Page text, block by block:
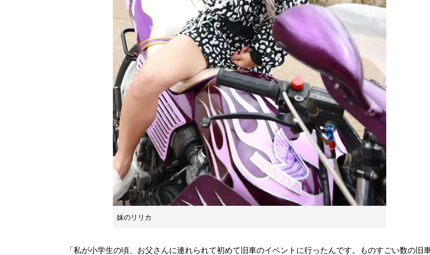
妹のリリカ
「私が小学生の頃、お父さんに連れられて初めて旧車のイベントに行ったんです。ものすごい数の旧